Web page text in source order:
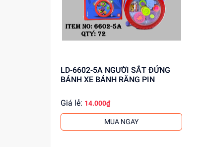
LD-6602-5A NGƯỜI SẮT ĐỨNG
BÁNH XE BÁNH RĂNG PIN
Giá lẻ: 14.000₫
MUA NGAY